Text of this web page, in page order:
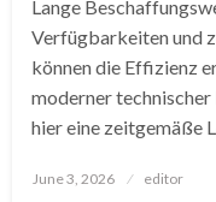
Lange
Verfügbarkeiten und
können die Effizienz
moderner
hier eine zeitgemäße
Posted
June 3, 2026 editor